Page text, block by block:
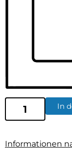
In
Informationen